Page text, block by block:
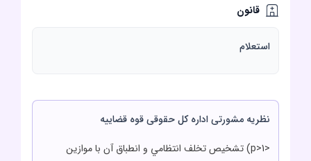
قانون
استعلام
نظریه مشورتی اداره کل حقوقی قوه قضاییه
<p>1) تشخيص تخلف انتظامي و انطباق آن با موازين